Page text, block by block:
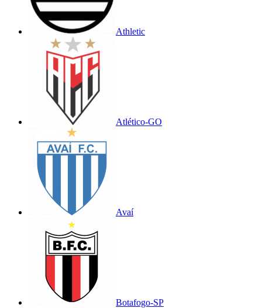
Athletic
Atlético-GO
Avaí
Botafogo-SP